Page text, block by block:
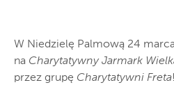
W Niedzielę Palmową 24
na Charytatywny Jarmark
przez grupę Charytatywni Freta!